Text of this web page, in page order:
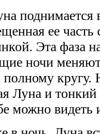
поднимается
ее
Эта фаза
ночи
полному кругу.
Луна и
можно видеть